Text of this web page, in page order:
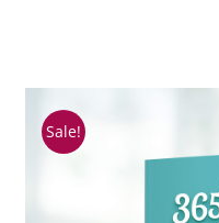
Sale!